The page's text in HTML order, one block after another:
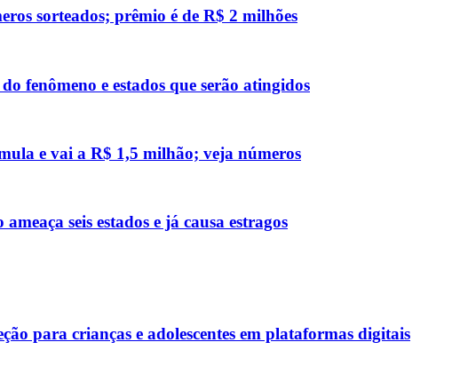
sorteados; prêmio é de R$ 2 milhões
fenômeno e estados que serão atingidos
e vai a R$ 1,5 milhão; veja números
seis estados e já causa estragos
para crianças e adolescentes em plataformas digitais